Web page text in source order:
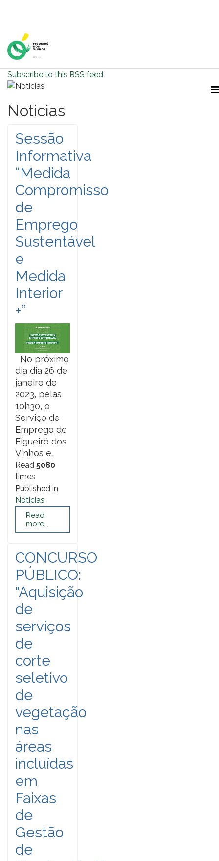
Subscribe to this RSS feed
Noticias
Sessão
Informativa
“Medida
Compromisso
de
Emprego
Sustentável
e
Medida
Interior
+”
No próximo
dia dia 26 de
janeiro de
2023, pelas
10h30, o
Serviço de
Emprego de
Figueiró dos
Vinhos e…
Read 5080
times
Published in
Noticias
Read
more...
CONCURSO
PÚBLICO:
"Aquisição
de
serviços
de
corte
seletivo
de
vegetação
nas
áreas
incluídas
em
Faixas
de
Gestão
de